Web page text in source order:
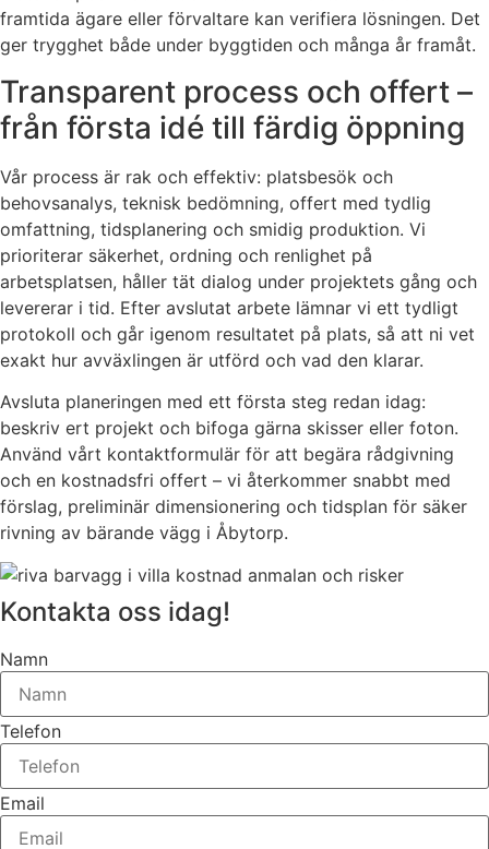
framtida ägare eller förvaltare kan verifiera lösningen. Det
ger trygghet både under byggtiden och många år framåt.
Transparent process och offert –
från första idé till färdig öppning
Vår process är rak och effektiv: platsbesök och
behovsanalys, teknisk bedömning, offert med tydlig
omfattning, tidsplanering och smidig produktion. Vi
prioriterar säkerhet, ordning och renlighet på
arbetsplatsen, håller tät dialog under projektets gång och
levererar i tid. Efter avslutat arbete lämnar vi ett tydligt
protokoll och går igenom resultatet på plats, så att ni vet
exakt hur avväxlingen är utförd och vad den klarar.
Avsluta planeringen med ett första steg redan idag:
beskriv ert projekt och bifoga gärna skisser eller foton.
Använd vårt kontaktformulär för att begära rådgivning
och en kostnadsfri offert – vi återkommer snabbt med
förslag, preliminär dimensionering och tidsplan för säker
rivning av bärande vägg i Åbytorp.
Kontakta oss idag!
Namn
Telefon
Email